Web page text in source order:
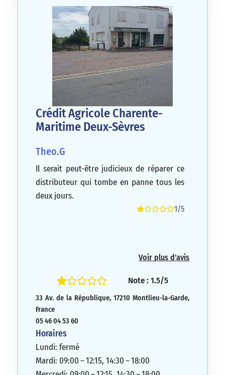
Crédit Agricole Charente-
Maritime Deux-Sèvres
Theo.G
Il serait peut-être judicieux de réparer ce
distributeur qui tombe en panne tous les
deux jours.
1/5
Voir plus d'avis
Note : 1.5/5
33 Av. de la République, 17210 Montlieu-la-Garde,
France
05 46 04 53 60
Horaires
Lundi: fermé
Mardi: 09:00 – 12:15, 14:30 – 18:00